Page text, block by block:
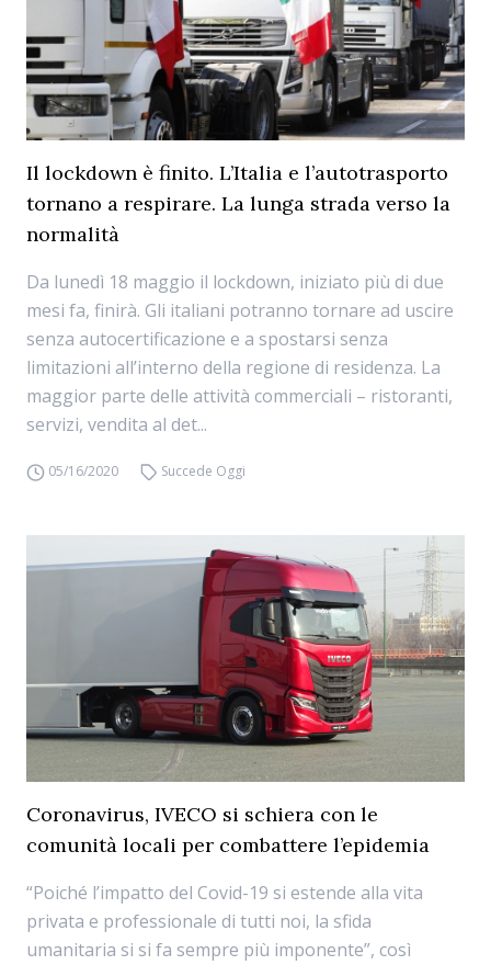
Il lockdown è finito. L’Italia e l’autotrasporto
tornano a respirare. La lunga strada verso la
normalità
Da lunedì 18 maggio il lockdown, iniziato più di due
mesi fa, finirà. Gli italiani potranno tornare ad uscire
senza autocertificazione e a spostarsi senza
limitazioni all’interno della regione di residenza. La
maggior parte delle attività commerciali – ristoranti,
servizi, vendita al det...
05/16/2020 Succede Oggi
Coronavirus, IVECO si schiera con le
comunità locali per combattere l’epidemia
“Poiché l’impatto del Covid-19 si estende alla vita
privata e professionale di tutti noi, la sfida
umanitaria si si fa sempre più imponente”, così